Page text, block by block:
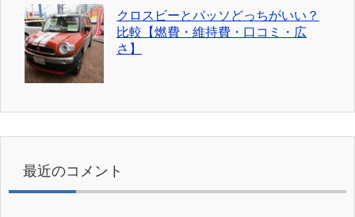
クロスビーとパッソどっちがいい？
比較【燃費・維持費・口コミ・広
さ】
最近のコメント